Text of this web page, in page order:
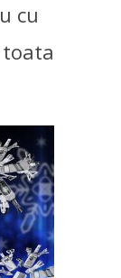
cu